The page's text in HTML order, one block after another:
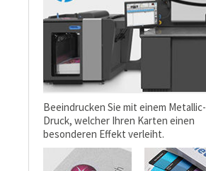
Beeindrucken Sie mit einem Metallic-
Druck, welcher Ihren Karten einen
besonderen Effekt verleiht.